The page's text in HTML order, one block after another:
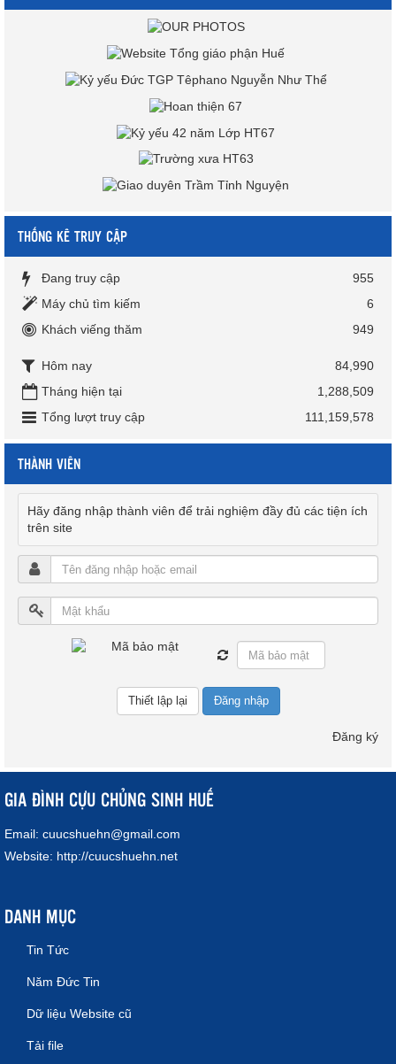
THỐNG KÊ TRUY CẬP
Đang truy cập
955
Máy chủ tìm kiếm
6
Khách viếng thăm
949
Hôm nay
84,990
Tháng hiện tại
1,288,509
Tổng lượt truy cập
111,159,578
THÀNH VIÊN
Hãy đăng nhập thành viên để trải nghiệm đầy đủ các tiện ích
trên site
Đăng nhập
Đăng ký
GIA ĐÌNH CỰU CHỦNG SINH HUẾ
Email: cuucshuehn@gmail.com
Website: http://cuucshuehn.net
DANH MỤC
Tin Tức
Năm Đức Tin
Dữ liệu Website cũ
Tải file